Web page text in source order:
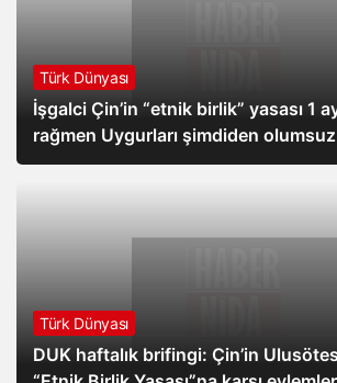
Türk Dünyası
İşgalci Çin’in “etnik birlik” yasası 1
rağmen Uygurları şimdiden
Türk Dünyası
DUK haftalık brifingi: Çin’in